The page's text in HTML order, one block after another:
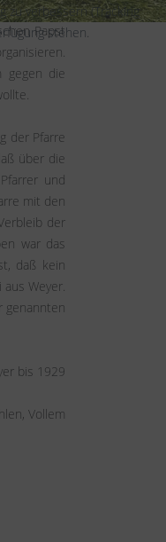
Papst
gegen die
der Pfarre
über die
und
mit den
der
war das
daß kein
Weyer.
genannten
bis 1929
Vollem
zu verbessern (Tracking
stehen.